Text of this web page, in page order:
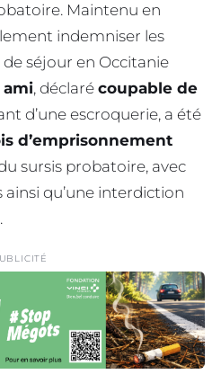
Maintenu en
indemniser les
séjour en Occitanie
ami, déclaré coupable de
d’une escroquerie, a été
d’emprisonnement
sursis probatoire, avec
qu’une interdiction